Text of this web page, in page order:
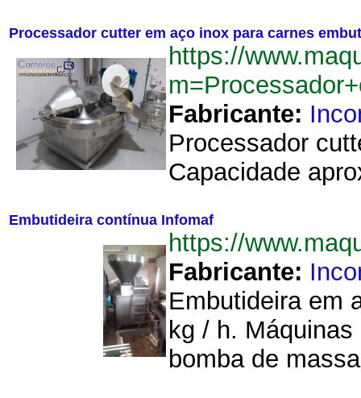
Processador cutter em aço inox para carnes
https://
Fabricante:
Processador
Capacidade
Embutideira contínua Infomaf
https://
Fabricante:
Embutideira em
kg / h.
bomba de